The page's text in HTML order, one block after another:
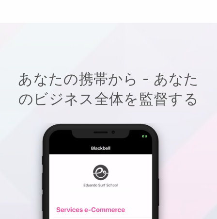
あなたの携帯から - あなた
のビジネス全体を監督する